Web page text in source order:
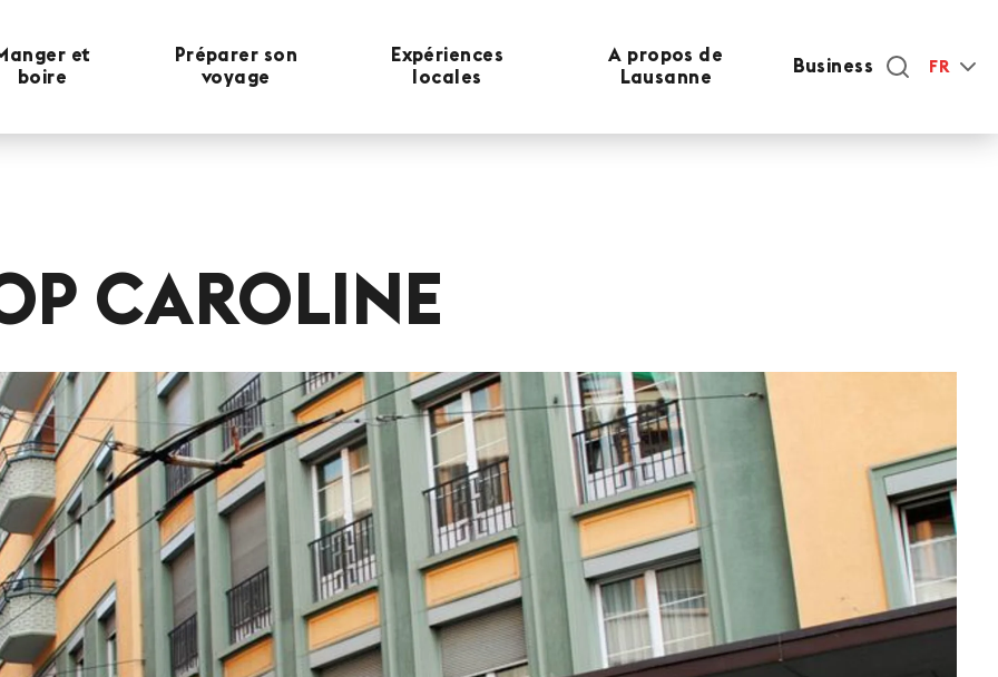
et
boire
Préparer son
voyage
Expériences
locales
A propos de
Lausanne
Business FR
CAROLINE